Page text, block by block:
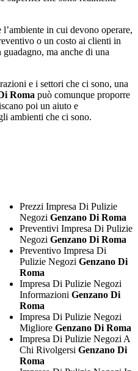
in cui devono operare,
o un costo ai clienti in
ma anche di una
e i settori che ci sono, una
Roma può comunque proporre
poi un aiuto e
ambienti che ci sono.
Prezzi Impresa Di Pulizie
NegoziGenzano Di Roma
Preventivi Impresa Di Pulizie
NegoziGenzano Di Roma
Preventivo Impresa Di
Pulizie NegoziGenzano Di
Roma
Impresa Di Pulizie Negozi
InformazioniGenzano Di
Roma
Impresa Di Pulizie Negozi
MiglioreGenzano Di Roma
Impresa Di Pulizie Negozi A
Chi RivolgersiGenzano Di
Roma